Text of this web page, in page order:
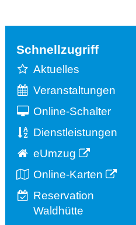
Schnellzugriff
Aktuelles
Veranstaltungen
Online-Schalter
Dienstleistungen
eUmzug
Online-Karten
Reservation
Waldhütte